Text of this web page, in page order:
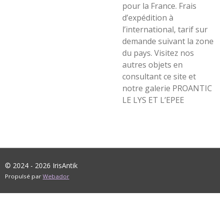
pour la France. Frais
d’expédition à
l’international, tarif sur
demande suivant la zone
du pays. Visitez nos
autres objets en
consultant ce site et
notre galerie PROANTIC
LE LYS ET L’EPEE
© 2024 - 2026 IrisAntik
Propulsé par Webador